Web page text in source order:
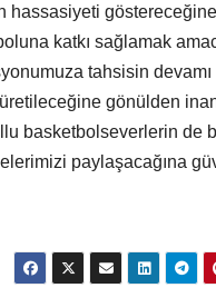
hassasiyeti
katkı sağlamak
tahsisin
gönülden
basketbolseverlerin de
paylaşacağına